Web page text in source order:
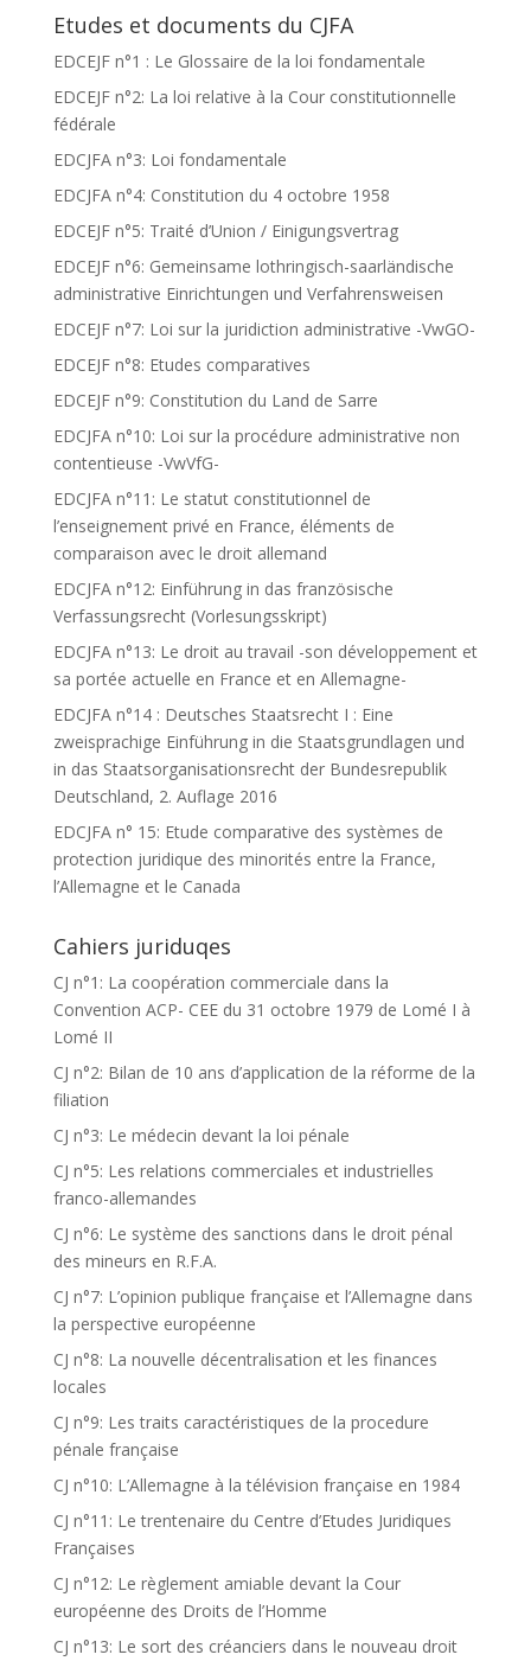
Etudes et documents du CJFA
EDCEJF n°1 : Le Glossaire de la loi fondamentale
EDCEJF n°2: La loi relative à la Cour constitutionnelle
fédérale
EDCJFA n°3: Loi fondamentale
EDCJFA n°4: Constitution du 4 octobre 1958
EDCEJF n°5: Traité d’Union / Einigungsvertrag
EDCEJF n°6: Gemeinsame lothringisch-saarländische
administrative Einrichtungen und Verfahrensweisen
EDCEJF n°7: Loi sur la juridiction administrative -VwGO-
EDCEJF n°8: Etudes comparatives
EDCEJF n°9: Constitution du Land de Sarre
EDCJFA n°10: Loi sur la procédure administrative non
contentieuse -VwVfG-
EDCJFA n°11: Le statut constitutionnel de
l’enseignement privé en France, éléments de
comparaison avec le droit allemand
EDCJFA n°12: Einführung in das französische
Verfassungsrecht (Vorlesungsskript)
EDCJFA n°13: Le droit au travail -son développement et
sa portée actuelle en France et en Allemagne-
EDCJFA n°14 : Deutsches Staatsrecht I : Eine
zweisprachige Einführung in die Staatsgrundlagen und
in das Staatsorganisationsrecht der Bundesrepublik
Deutschland, 2. Auflage 2016
EDCJFA n° 15: Etude comparative des systèmes de
protection juridique des minorités entre la France,
l’Allemagne et le Canada
Cahiers juriduqes
CJ n°1: La coopération commerciale dans la
Convention ACP- CEE du 31 octobre 1979 de Lomé I à
Lomé II
CJ n°2: Bilan de 10 ans d’application de la réforme de la
filiation
CJ n°3: Le médecin devant la loi pénale
CJ n°5: Les relations commerciales et industrielles
franco-allemandes
CJ n°6: Le système des sanctions dans le droit pénal
des mineurs en R.F.A.
CJ n°7: L’opinion publique française et l’Allemagne dans
la perspective européenne
CJ n°8: La nouvelle décentralisation et les finances
locales
CJ n°9: Les traits caractéristiques de la procedure
pénale française
CJ n°10: L’Allemagne à la télévision française en 1984
CJ n°11: Le trentenaire du Centre d’Etudes Juridiques
Françaises
CJ n°12: Le règlement amiable devant la Cour
européenne des Droits de l’Homme
CJ n°13: Le sort des créanciers dans le nouveau droit